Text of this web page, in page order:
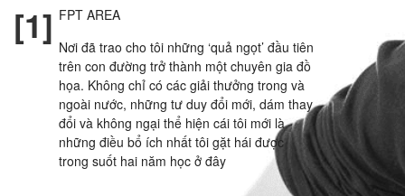
[1] FPT AREA
Nơi đã trao cho tôi những ‘quả ngọt’ đầu tiên
trên con đường trở thành một chuyên gia đồ
họa. Không chỉ có các giải thưởng trong và
ngoài nước, những tư duy đổi mới, dám thay
đổi và không ngại thể hiện cái tôi mới là
những điều bổ ích nhất tôi gặt hái được
trong suốt hai năm học ở đây